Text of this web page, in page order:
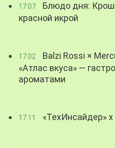
17:07
Блюдо дня:
красной икрой
17:02
Balzi Rossi ×
«Атлас вкуса» —
ароматами
17:11 «ТехИнсайдер»